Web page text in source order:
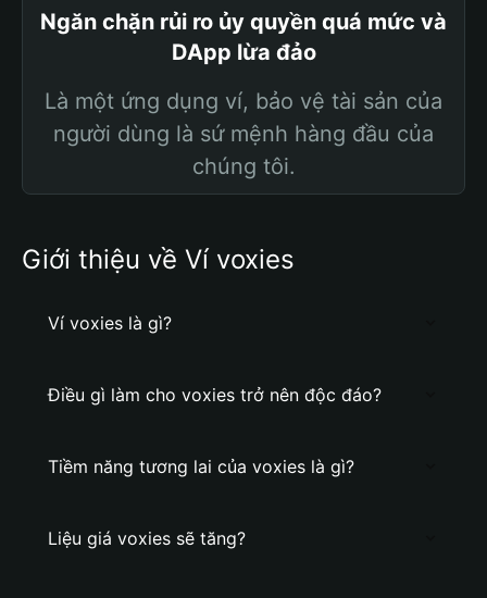
Ngăn chặn rủi ro ủy quyền quá mức và
DApp lừa đảo
Là một ứng dụng ví, bảo vệ tài sản của
người dùng là sứ mệnh hàng đầu của
chúng tôi.
Giới thiệu về Ví voxies
Ví voxies là gì?
Điều gì làm cho voxies trở nên độc đáo?
Tiềm năng tương lai của voxies là gì?
Liệu giá voxies sẽ tăng?